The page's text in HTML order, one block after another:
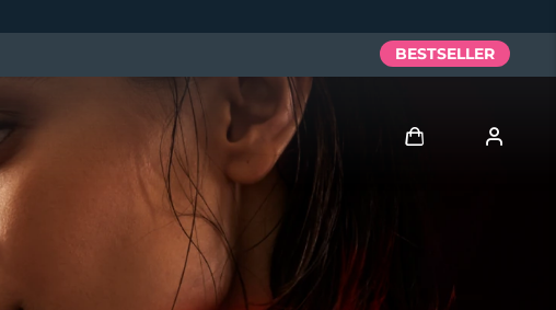
BESTSELLER